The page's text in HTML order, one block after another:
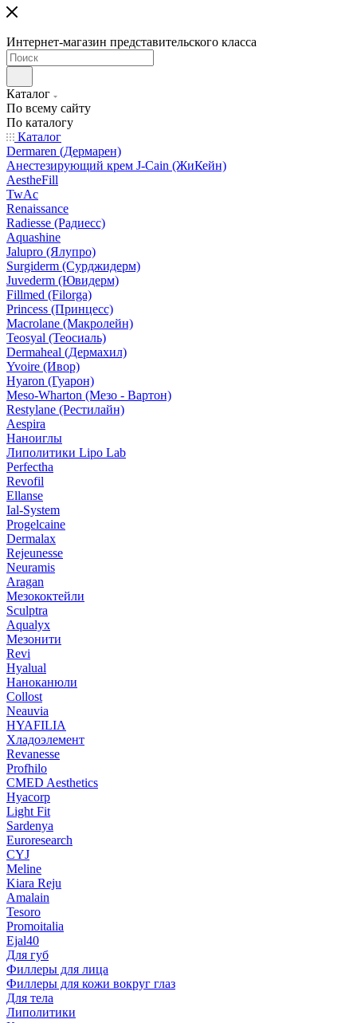
Интернет-магазин представительского класса
Каталог
По всему сайту
По каталогу
Каталог
Dermaren (Дермарен)
Анестезирующий крем J-Cain (ЖиКейн)
AestheFill
TwAc
Renaissance
Radiesse (Радиесс)
Aquashine
Jalupro (Ялупро)
Surgiderm (Сурджидерм)
Juvederm (Ювидерм)
Fillmed (Filorga)
Princess (Принцесс)
Macrolane (Макролейн)
Teosyal (Теосиаль)
Dermaheal (Дермахил)
Yvoire (Ивор)
Hyaron (Гуарон)
Meso-Wharton (Мезо - Вартон)
Restylane (Рестилайн)
Aespira
Наноиглы
Липолитики Lipo Lab
Perfectha
Revofil
Ellanse
Ial-System
Progelcaine
Dermalax
Rejeunesse
Neuramis
Aragan
Мезококтейли
Sculptra
Aqualyx
Мезонити
Revi
Hyalual
Наноканюли
Collost
Neauvia
HYAFILIA
Хладоэлемент
Revanesse
Profhilo
CMED Aesthetics
Hyacorp
Light Fit
Sardenya
Euroresearch
CYJ
Meline
Kiara Reju
Amalain
Tesoro
Promoitalia
Ejal40
Для губ
Филлеры для лица
Филлеры для кожи вокруг глаз
Для тела
Липолитики